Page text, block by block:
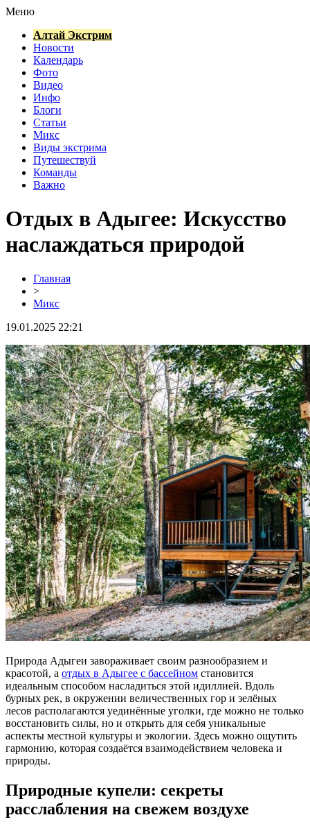
Меню
Алтай Экстрим
Новости
Календарь
Фото
Видео
Инфо
Блоги
Статьи
Микс
Виды экстрима
Путешествуй
Команды
Важно
Отдых в Адыгее: Искусство
наслаждаться природой
Главная
>
Микс
19.01.2025 22:21
Природа Адыгеи завораживает своим разнообразием и
красотой, а отдых в Адыгее с бассейном становится
идеальным способом насладиться этой идиллией. Вдоль
бурных рек, в окружении величественных гор и зелёных
лесов располагаются уединённые уголки, где можно не только
восстановить силы, но и открыть для себя уникальные
аспекты местной культуры и экологии. Здесь можно ощутить
гармонию, которая создаётся взаимодействием человека и
природы.
Природные купели: секреты
расслабления на свежем воздухе